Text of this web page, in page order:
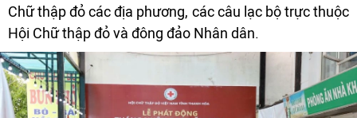
Chữ thập đỏ các địa phương, các câu lạc bộ trực thuộc
Hội Chữ thập đỏ và đông đảo Nhân dân.